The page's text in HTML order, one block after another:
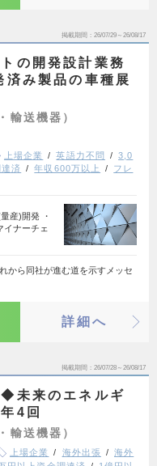
掲載期間 26/07/29～26/08/17
の開発設計業務
み製品の車種展
輸送機器）
上場企業 英語力不問
3,0
済 年収600万以上
フレ
産)開発 ・
ナーチェ
から同社が進む道を示すメッセ
詳細へ
掲載期間 26/07/28～26/08/17
未来のエネルギ
4回
輸送機器）
上場企業 海外出張
海外